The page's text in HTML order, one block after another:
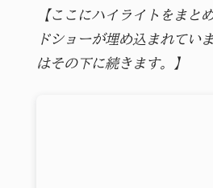
【ここにハイライトをまと
ドショーが埋め込まれてい
はその下に続きます。】